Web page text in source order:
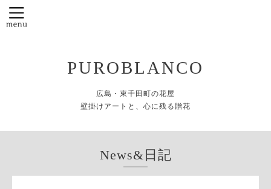
PUROBLANCO
広島・東千田町の花屋
壁掛けアートと、心に残る贈花
News&日記